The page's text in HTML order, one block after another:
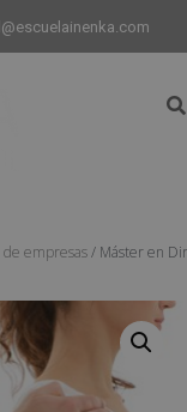
empresas/ Máster en